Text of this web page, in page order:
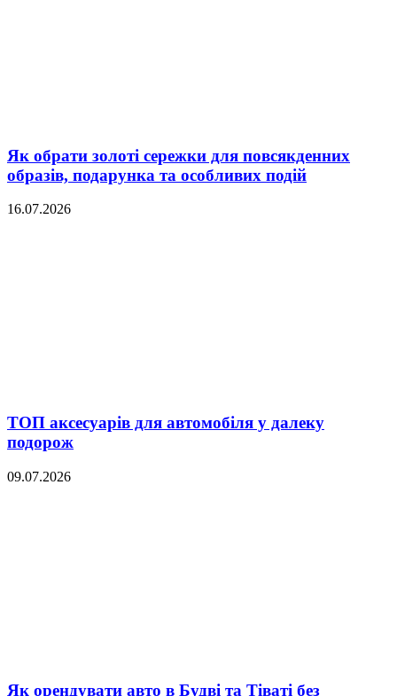
Як обрати золоті сережки для повсякденних
образів, подарунка та особливих подій
16.07.2026
ТОП аксесуарів для автомобіля у далеку
подорож
09.07.2026
Як орендувати авто в Будві та Тіваті без